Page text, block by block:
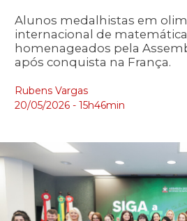
Alunos medalhistas em
internacional de
homenageados pela
após conquista na França.
Rubens Vargas
20/05/2026 - 15h46min